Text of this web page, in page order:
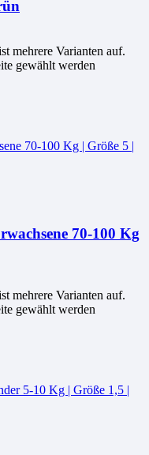
mehrere Varianten auf.
gewählt werden
70-100 Kg
mehrere Varianten auf.
gewählt werden